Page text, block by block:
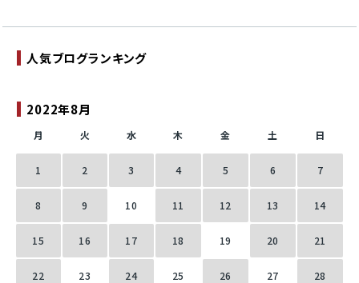
2022年8月
月 火 水 木 金 土 日
1 2 3 4 5 6 7
8 9 10 11 12 13 14
15 16 17 18 19 20 21
22 23 24 25 26 27 28
人気ブログランキング